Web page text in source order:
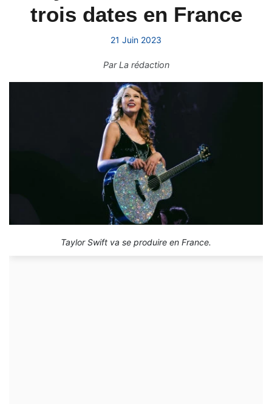
trois dates en France
21 Juin 2023
ParLa rédaction
Taylor Swift va se produire en France.